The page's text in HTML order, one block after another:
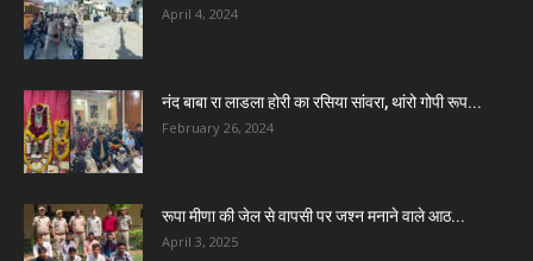
April 4, 2024
नंद बाबा रा लाडला होरी का रसिया सांवरा, थांरो गोपी रूप...
February 26, 2024
रूपा मीणा की जेल से वापसी पर जश्न मनाने वाले आठ...
April 3, 2025